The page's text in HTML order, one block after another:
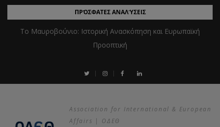
ΠΡΌΣΦΑΤΕΣ ΑΝΑΛΎΣΕΙΣ
Το Μαυροβούνιο: Ιστορική Ανασκόπηση και Ευρωπαϊκή
Προοπτική
Association for International & European
Affairs | ΟΔΕΘ